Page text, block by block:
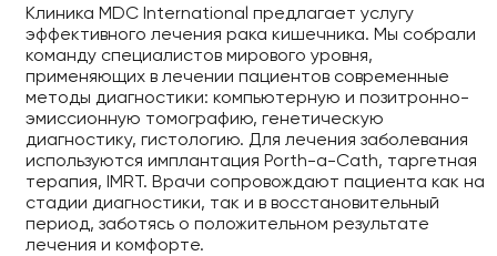
Клиника MDC International предлагает услугу
эффективного лечения рака кишечника. Мы собрали
команду специалистов мирового уровня,
применяющих в лечении пациентов современные
методы диагностики: компьютерную и позитронно-
эмиссионную томографию, генетическую
диагностику, гистологию. Для лечения заболевания
используются имплантация Porth-a-Cath, таргетная
терапия, IMRT. Врачи сопровождают пациента как на
стадии диагностики, так и в восстановительный
период, заботясь о положительном результате
лечения и комфорте.